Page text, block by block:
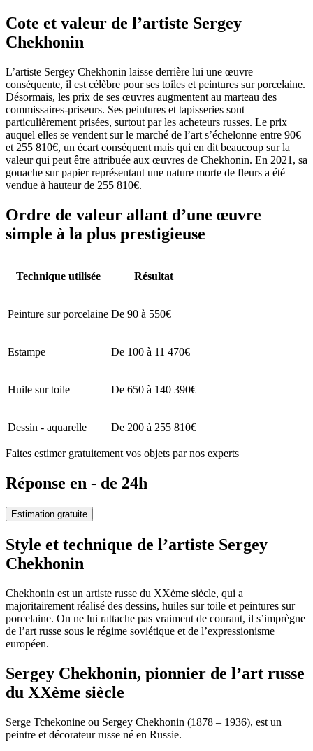
Cote et valeur de l’artiste Sergey
Chekhonin
L’artiste Sergey Chekhonin laisse derrière lui une œuvre
conséquente, il est célèbre pour ses toiles et peintures sur porcelaine.
Désormais, les prix de ses œuvres augmentent au marteau des
commissaires-priseurs. Ses peintures et tapisseries sont
particulièrement prisées, surtout par les acheteurs russes. Le prix
auquel elles se vendent sur le marché de l’art s’échelonne entre 90€
et 255 810€, un écart conséquent mais qui en dit beaucoup sur la
valeur qui peut être attribuée aux œuvres de Chekhonin. En 2021, sa
gouache sur papier représentant une nature morte de fleurs a été
vendue à hauteur de 255 810€.
Ordre de valeur allant d’une œuvre
simple à la plus prestigieuse
Technique utilisée Résultat
Peinture sur porcelaine De 90 à 550€
Estampe De 100 à 11 470€
Huile sur toile De 650 à 140 390€
Dessin - aquarelle De 200 à 255 810€
Faites estimer gratuitement vos objets par nos experts
Réponse en - de 24h
Estimation gratuite
Style et technique de l’artiste Sergey
Chekhonin
Chekhonin est un artiste russe du XXème siècle, qui a
majoritairement réalisé des dessins, huiles sur toile et peintures sur
porcelaine. On ne lui rattache pas vraiment de courant, il s’imprègne
de l’art russe sous le régime soviétique et de l’expressionisme
européen.
Sergey Chekhonin, pionnier de l’art russe
du XXème siècle
Serge Tchekonine ou Sergey Chekhonin (1878 – 1936), est un
peintre et décorateur russe né en Russie.